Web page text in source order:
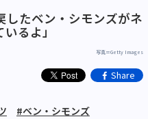
したベン・シモンズがネ
るよ」
写真＝Getty Images
Share
#ベン・シモンズ